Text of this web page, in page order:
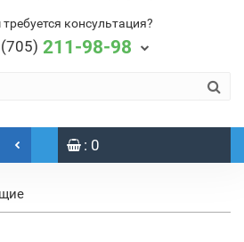
консультация?
211-98-98
: 0